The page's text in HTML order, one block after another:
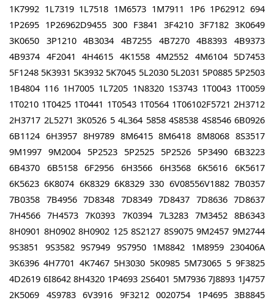
1K7992 1L7319 1L7518 1M6573 1M7911 1P6 1P62912 694
1P2695 1P26962D9455 300 F3841 3F4210 3F7182 3K0649
3K0650 3P1210 4B3034 4B7255 4B7270 4B8393 4B9373
4B9374 4F2041 4H4615 4K1558 4M2552 4M6104 5D7453
5F1248 5K3931 5K3932 5K7045 5L2030 5L2031 5P0885 5P2503
1B4804 116 1H7005 1L7205 1N8320 1S3743 1T0043 1T0059
1T0210 1T0425 1T0441 1T0543 1T0564 1T06102F5721 2H3712
2H3717 2L5271 3K0526 5 4L364 5858 4S8538 4S8546 6B0926
6B1124 6H3957 8H9789 8M6415 8M6418 8M8068 8S3517
9M1997 9M2004 5P2523 5P2525 5P2526 5P3490 6B3223
6B4370 6B5158 6F2956 6H3566 6H3568 6K5616 6K5617
6K5623 6K8074 6K8329 6K8329 330 6V08556V1882 7B0357
7B0358 7B4956 7D8348 7D8349 7D8437 7D8636 7D8637
7H4566 7H4573 7K0393 7K0394 7L3283 7M3452 8B6343
8H0901 8H0902 8H0902 125 8S2127 8S9075 9M2457 9M2744
9S3851 9S3582 9S7949 9S7950 1M8842 1M8959 230406A
3K6396 4H7701 4K7467 5H3030 5K0985 5M73065 5 9F3825
4D2619 6I8642 8H4320 1P4693 2S6401 5M7936 7J8893 1J4757
2K5069 4S9783 6V3916 9F3212 0020754 1P4695 3B8845